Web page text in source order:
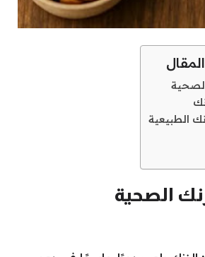
الطبيعية
الصحية